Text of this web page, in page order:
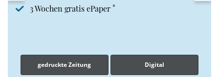
3 Wochen gratis ePaper *
gedruckte Zeitung Digital